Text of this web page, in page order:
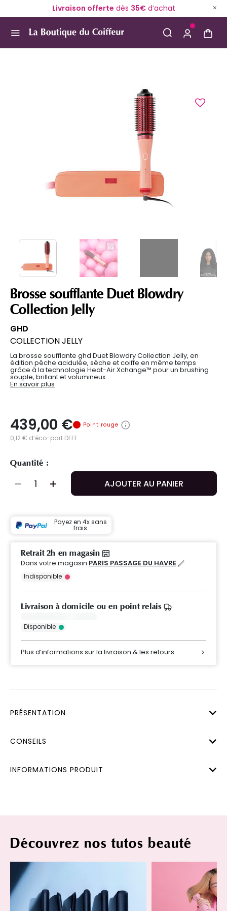
Livraison offerte dès 35€d’achat
Brosse soufflante Duet Blowdry
Collection Jelly
GHD
COLLECTION JELLY
La brosse soufflante ghd Duet Blowdry Collection Jelly, en
édition pêche acidulée, sèche et coiffe en même temps
grâce à la technologie Heat-Air Xchange™ pour un brushing
souple, brillant et volumineux.
En savoir plus
439,00 € Point rouge
0,12 € d’éco-part DEEE.
Quantité :
AJOUTER AU PANIER
Payez en 4x sans
frais
Retrait 2h en magasin
Dans votre magasin PARIS PASSAGE DU HAVRE
Indisponible
Livraison à domicile ou en point relais
Disponible
Plus d’informations sur la livraison & les retours
PRÉSENTATION
CONSEILS
INFORMATIONS PRODUIT
Découvrez nos tutos beauté